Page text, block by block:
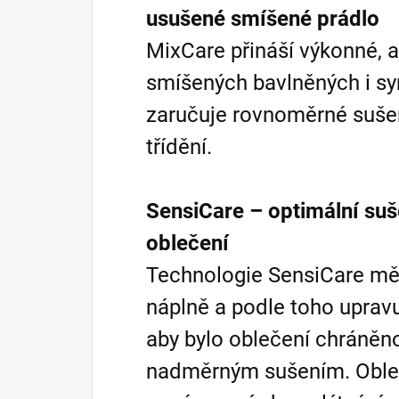
usušené smíšené prádlo
MixCare přináší výkonné,
smíšených bavlněných i
zaručuje rovnoměrné
třídění.
SensiCare – optimální
oblečení
Technologie SensiCare
náplně a podle toho
aby bylo oblečení
nadměrným sušením.